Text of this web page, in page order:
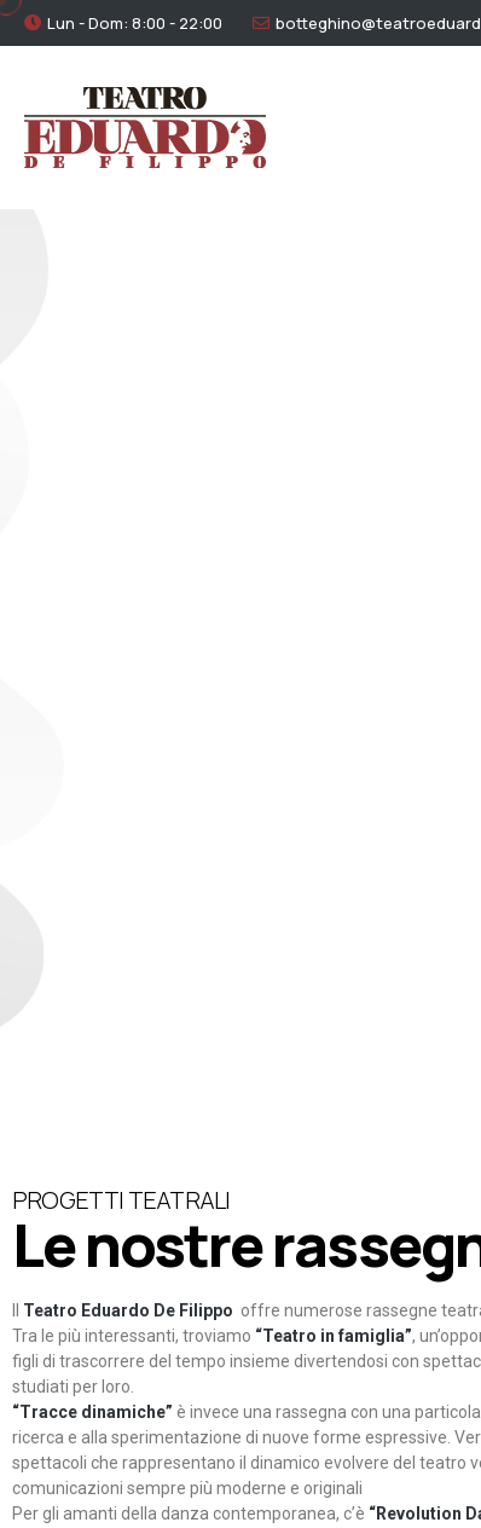
Lun - Dom: 8:00 - 22:00
PROGETTI TEATRALI
Le nostre
Teatro Eduardo De Filippo offre numerose rassegne
Tra le più interessanti, troviamo “Teatro in famiglia”,
figli di trascorrere del tempo insieme divertendosi con
studiati per loro.
“Tracce dinamiche” è invece una rassegna con una
ricerca e alla sperimentazione di nuove forme espressive.
spettacoli che rappresentano il dinamico evolvere del teatro
comunicazioni sempre più moderne e originali
Per gli amanti della danza contemporanea, c’è “Revolution